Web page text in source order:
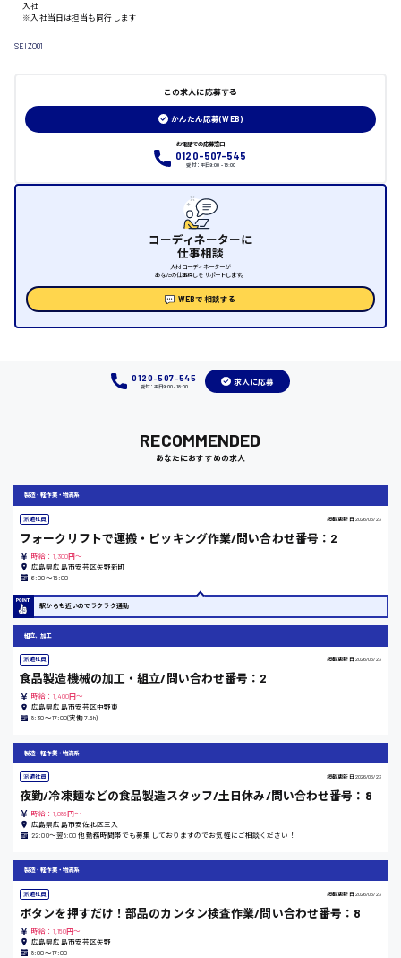
竹原市
熊本県
島根県
香川県
日給制すべて
時給1300円〜
時給1200円〜
時給1100円〜
入社
※入社当日は担当も同行します
SEIZO01
この求人に応募する
かんたん応募(WEB)
お電話での応募窓口
0120-507-545
受付：平日9:00 - 18:00
コーディネーターに
仕事相談
人材コーディネーターが
あなたの仕事探しをサポートします。
WEBで相談する
0120-507-545
受付：平日9:00 - 18:00
求人に応募
RECOMMENDED
あなたにおすすめの求人
製造・軽作業・物流系
派遣社員 掲載更新日 2026/06/23
フォークリフトで運搬・ピッキング作業/問い合わせ番号：2
時給：1,300円～
広島県広島市安芸区矢野新町
6:00〜15:00
駅からも近いのでラクラク通勤
組立、加工
派遣社員 掲載更新日 2026/06/23
食品製造機械の加工・組立/問い合わせ番号：2
時給：1,400円～
広島県広島市安芸区中野東
8:30〜17:00(実働7.5h)
製造・軽作業・物流系
派遣社員 掲載更新日 2026/06/23
夜勤/冷凍麺などの食品製造スタッフ/土日休み/問い合わせ番号：8
時給：1,085円～
広島県広島市安佐北区三入
22:00〜翌8:00 他勤務時間帯でも募集しておりますのでお気軽にご相談ください！
製造・軽作業・物流系
派遣社員 掲載更新日 2026/06/23
ボタンを押すだけ！部品のカンタン検査作業/問い合わせ番号：8
時給：1,150円～
広島県広島市安芸区矢野
8:00〜17:00